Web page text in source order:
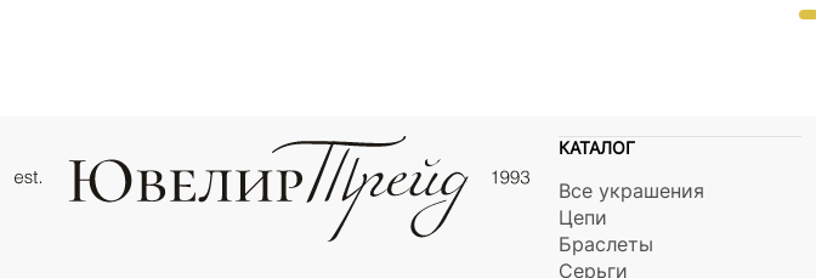
КАТАЛОГ
Все украшения
Цепи
Браслеты
Серьги